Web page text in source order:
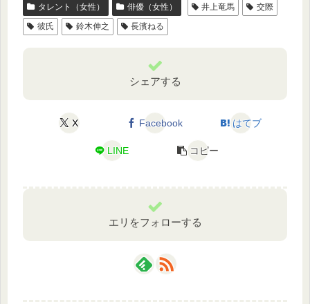
タレント（女性） 俳優（女性） 井上竜馬
交際
彼氏
鈴木伸之 長濱ねる
シェアする
X Facebook はてブ
LINE コピー
エリをフォローする